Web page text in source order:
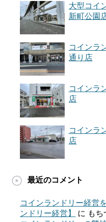
大型コイ
新町公園
コインラ
通り店
コインラ
店
コインラ
店
最近のコメント
コインランドリー経営
ンドリー経営】
に もち